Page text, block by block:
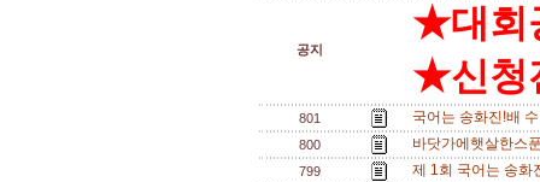
공지
★대회
★신청
801 국어는 송화진!배
800 바닷가에햇살한스
799 제 1회 국어는 송